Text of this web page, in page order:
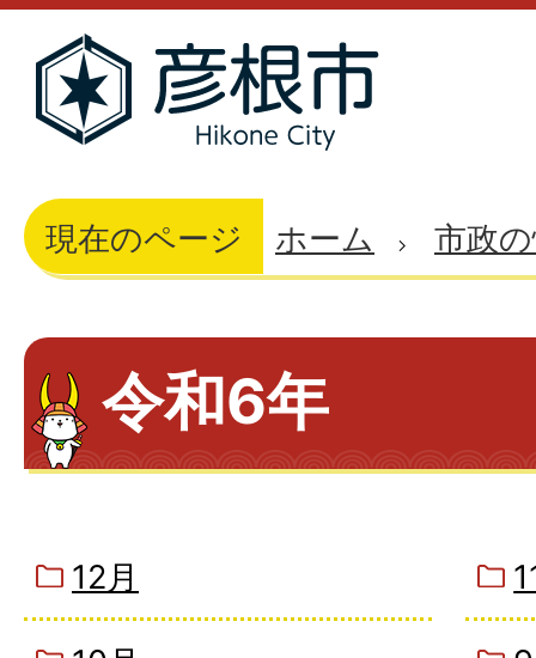
現在のページ ホーム 市政
令和6年
12月